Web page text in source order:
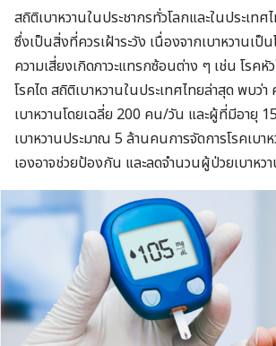
สถิติเบาหวานในประชากรทั่วโลกและในประเท
ซึ่งเป็นสิ่งที่ควรเฝ้าระวัง เนื่องจากเบาหวานเป็
ความเสี่ยงเกิดภาวะแทรกซ้อนต่าง ๆ เช่น โรคหั
โรคไต สถิติเบาหวานในประเทศไทยล่าสุด พบว่
เบาหวานโดยเฉลี่ย 200 คน/วัน และผู้ที่มีอายุ
เบาหวานประมาณ 5 ล้านคนการจัดการโรคเบา
เองอาจช่วยป้องกัน และลดจำนวนผู้ป่วยเบาหว